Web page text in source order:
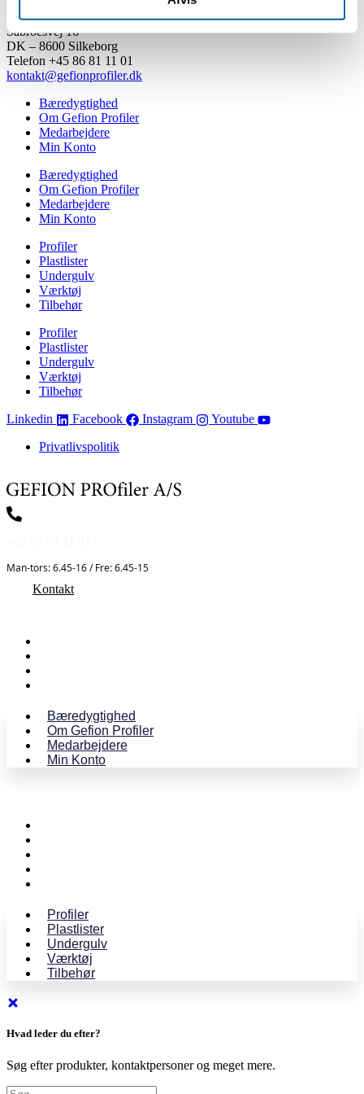
Sabroesvej 16
DK – 8600 Silkeborg
Telefon +45 86 81 11 01
kontakt@gefionprofiler.dk
Bæredygtighed
Om Gefion Profiler
Medarbejdere
Min Konto
Bæredygtighed
Om Gefion Profiler
Medarbejdere
Min Konto
Profiler
Plastlister
Undergulv
Værktøj
Tilbehør
Profiler
Plastlister
Undergulv
Værktøj
Tilbehør
Linkedin
Facebook Instagram Youtube
Privatlivspolitik
Man-tors: 6.45-16 / Fre: 6.45-15
Kontakt
Bæredygtighed
Om Gefion Profiler
Medarbejdere
Min Konto
Profiler
Plastlister
Undergulv
Værktøj
Tilbehør
Hvad leder du efter?
Søg efter produkter, kontaktpersoner og meget mere.